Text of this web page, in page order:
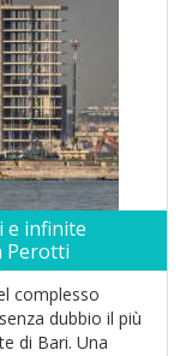
e infinite
Perotti
complesso
dubbio il più
di Bari. Una